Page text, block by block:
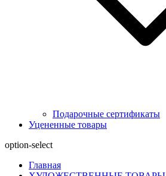
Подарочные сертификаты
Уцененные товары
option-select
Главная